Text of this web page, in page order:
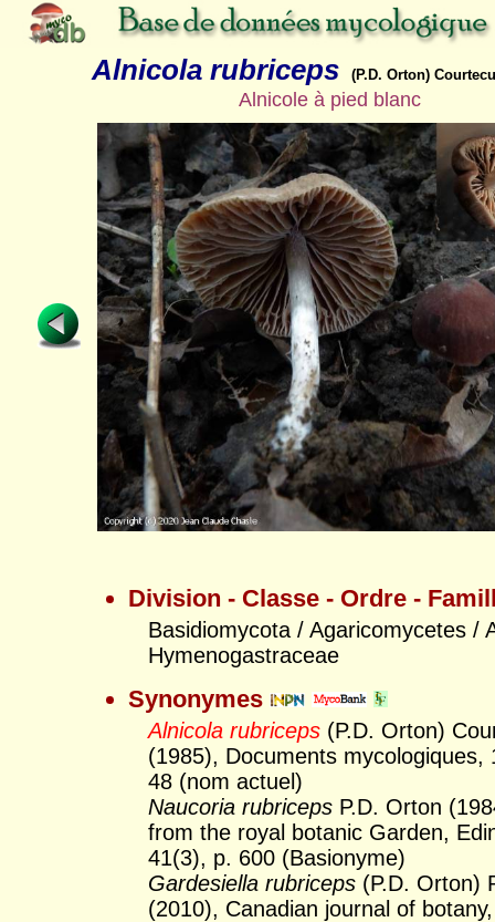
Alnicola rubriceps (P.D. Orton)
Alnicole à pied blanc
Division - Classe - Ordre -
Basidiomycota / Agaricomycetes /
Hymenogastraceae
Synonymes
Alnicola rubriceps (P.D. Orton)
(1985), Documents mycologiques,
48 (nom actuel)
Naucoria rubriceps P.D. Orton
from the royal botanic Garden,
41(3), p. 600 (Basionyme)
Gardesiella rubriceps (P.D. Orton)
(2010), Canadian journal of